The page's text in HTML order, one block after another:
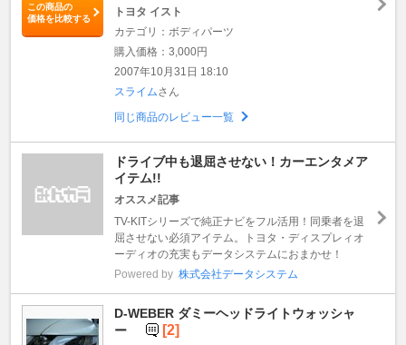
この商品の
価格を比較する
トヨタ イスト
カテゴリ：ボディパーツ
購入価格：3,000円
2007年10月31日 18:10
スライムさん
同じ商品のレビュー一覧
ドライブ中も退屈させない！カーエンタメア
イテム!!
オススメ記事
TV-KITシリーズで純正ナビをフル活用！同乗者を退
屈させない必須アイテム。トヨタ・ディスプレィオ
ーディオの充実もデータシステムにおまかせ！
Powered by 株式会社データシステム
D-WEBER ダミーヘッドライトウォッシャ
ー
[2]